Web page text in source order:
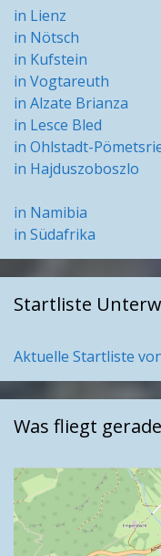
in Lienz
in Nötsch
in Kufstein
in Vogtareuth
in Alzate Brianza
in Lesce Bled
in Ohlstadt-
in Hajduszoboszlo
in Namibia
in Südafrika
Startliste
Aktuelle Startliste
Was fliegt